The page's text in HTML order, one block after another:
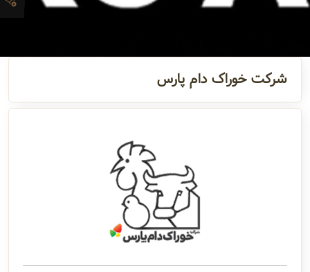
آدرس و
تماس
مدیران و
شرکت
شرکت خوراک دام پارس